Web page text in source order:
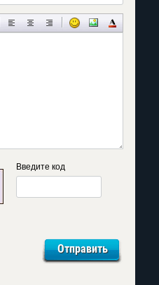
Введите код